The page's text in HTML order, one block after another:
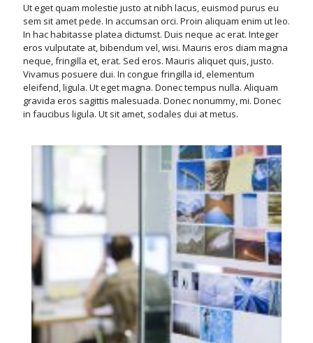
Ut eget quam molestie justo at nibh lacus, euismod purus eu
sem sit amet pede. In accumsan orci. Proin aliquam enim ut leo.
In hac habitasse platea dictumst. Duis neque ac erat. Integer
eros vulputate at, bibendum vel, wisi. Mauris eros diam magna
neque, fringilla et, erat. Sed eros. Mauris aliquet quis, justo.
Vivamus posuere dui. In congue fringilla id, elementum
eleifend, ligula. Ut eget magna. Donec tempus nulla. Aliquam
gravida eros sagittis malesuada. Donec nonummy, mi. Donec
in faucibus ligula. Ut sit amet, sodales dui at metus.